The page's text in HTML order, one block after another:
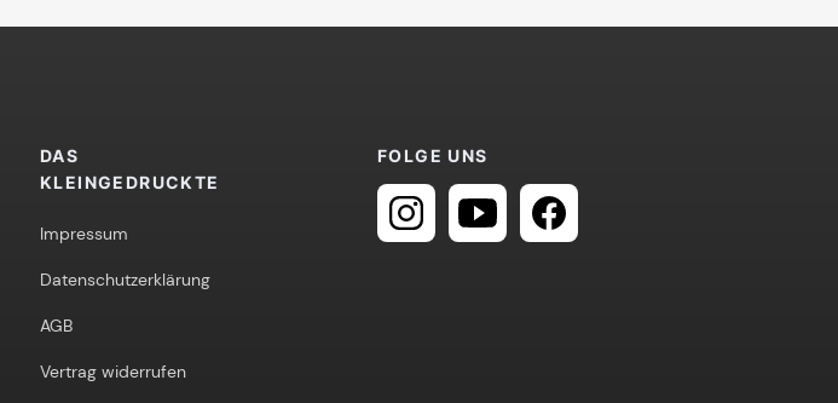
DAS
KLEINGEDRUCKTE
Impressum
Datenschutzerklärung
AGB
Vertrag widerrufen
FOLGE UNS